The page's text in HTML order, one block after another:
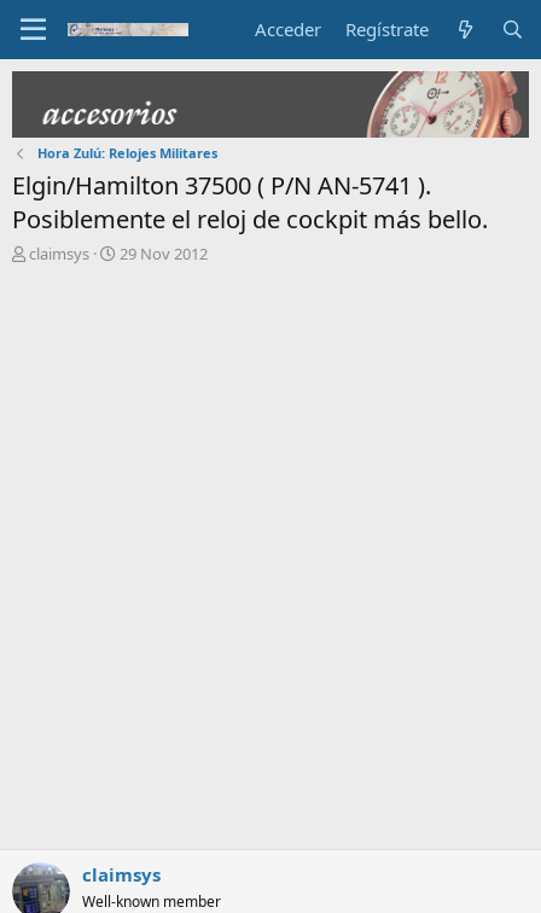
Acceder Regístrate
Hora Zulú: Relojes Militares
Elgin/Hamilton 37500 ( P/N AN-5741 ).
Posiblemente el reloj de cockpit más bello.
Iclaimsys
F
29 Nov 2012
claimsys
Well-known member